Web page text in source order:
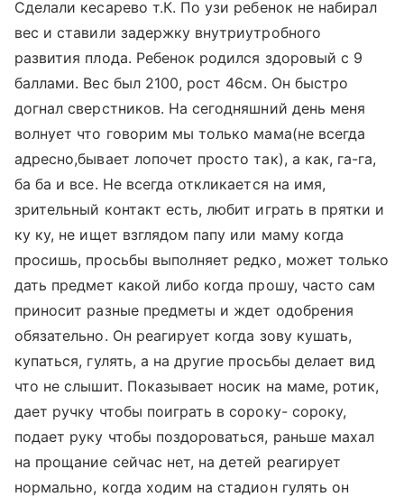
Сделали кесарево т.К. По узи ребенок не набирал
вес и ставили задержку внутриутробного
развития плода. Ребенок родился здоровый с 9
баллами. Вес был 2100, рост 46см. Он быстро
догнал сверстников. На сегодняшний день меня
волнует что говорим мы только мама(не всегда
адресно,бывает лопочет просто так), а как, га-га,
ба ба и все. Не всегда откликается на имя,
зрительный контакт есть, любит играть в прятки и
ку ку, не ищет взглядом папу или маму когда
просишь, просьбы выполняет редко, может только
дать предмет какой либо когда прошу, часто сам
приносит разные предметы и ждет одобрения
обязательно. Он реагирует когда зову кушать,
купаться, гулять, а на другие просьбы делает вид
что не слышит. Показывает носик на маме, ротик,
дает ручку чтобы поиграть в сороку- сороку,
подает руку чтобы поздороваться, раньше махал
на прощание сейчас нет, на детей реагирует
нормально, когда ходим на стадион гулять он